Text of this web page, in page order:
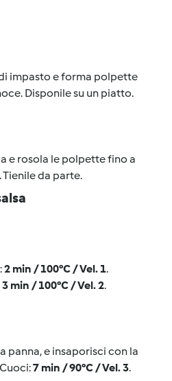
impasto e forma polpette
Disponile su un piatto.
e rosola le polpette fino a
da parte.
2 min / 100°C / Vel. 1.
3 min / 100°C / Vel. 2.
panna, e insaporisci con la
7 min / 90°C / Vel. 3.